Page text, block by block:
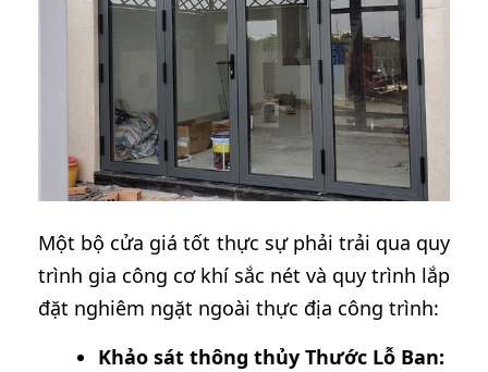
Một bộ cửa giá tốt thực sự phải trải qua quy
trình gia công cơ khí sắc nét và quy trình lắp
đặt nghiêm ngặt ngoài thực địa công trình:
Khảo sát thông thủy Thước Lỗ Ban: